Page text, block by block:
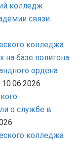
колледж
связи
колледжа
на базе полигона
ордена
10.06.2026
о службе в
колледжа